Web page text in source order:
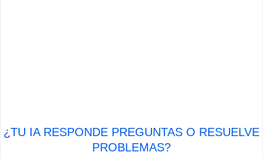
¿TU IA RESPONDE PREGUNTAS O RESUELVE
PROBLEMAS?